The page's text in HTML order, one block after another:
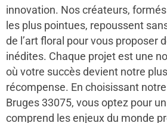
innovation. Nos créateurs,
les plus pointues, repoussent
de l’art floral pour vous proposer
inédites. Chaque projet est une
où votre succès devient notre
récompense. En choisissant
Bruges 33075, vous optez pour
comprend les enjeux du monde